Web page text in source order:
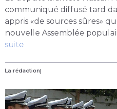
communiqué diffusé tard
appris «de sources sûres»
nouvelle Assemblée
suite
La rédaction|